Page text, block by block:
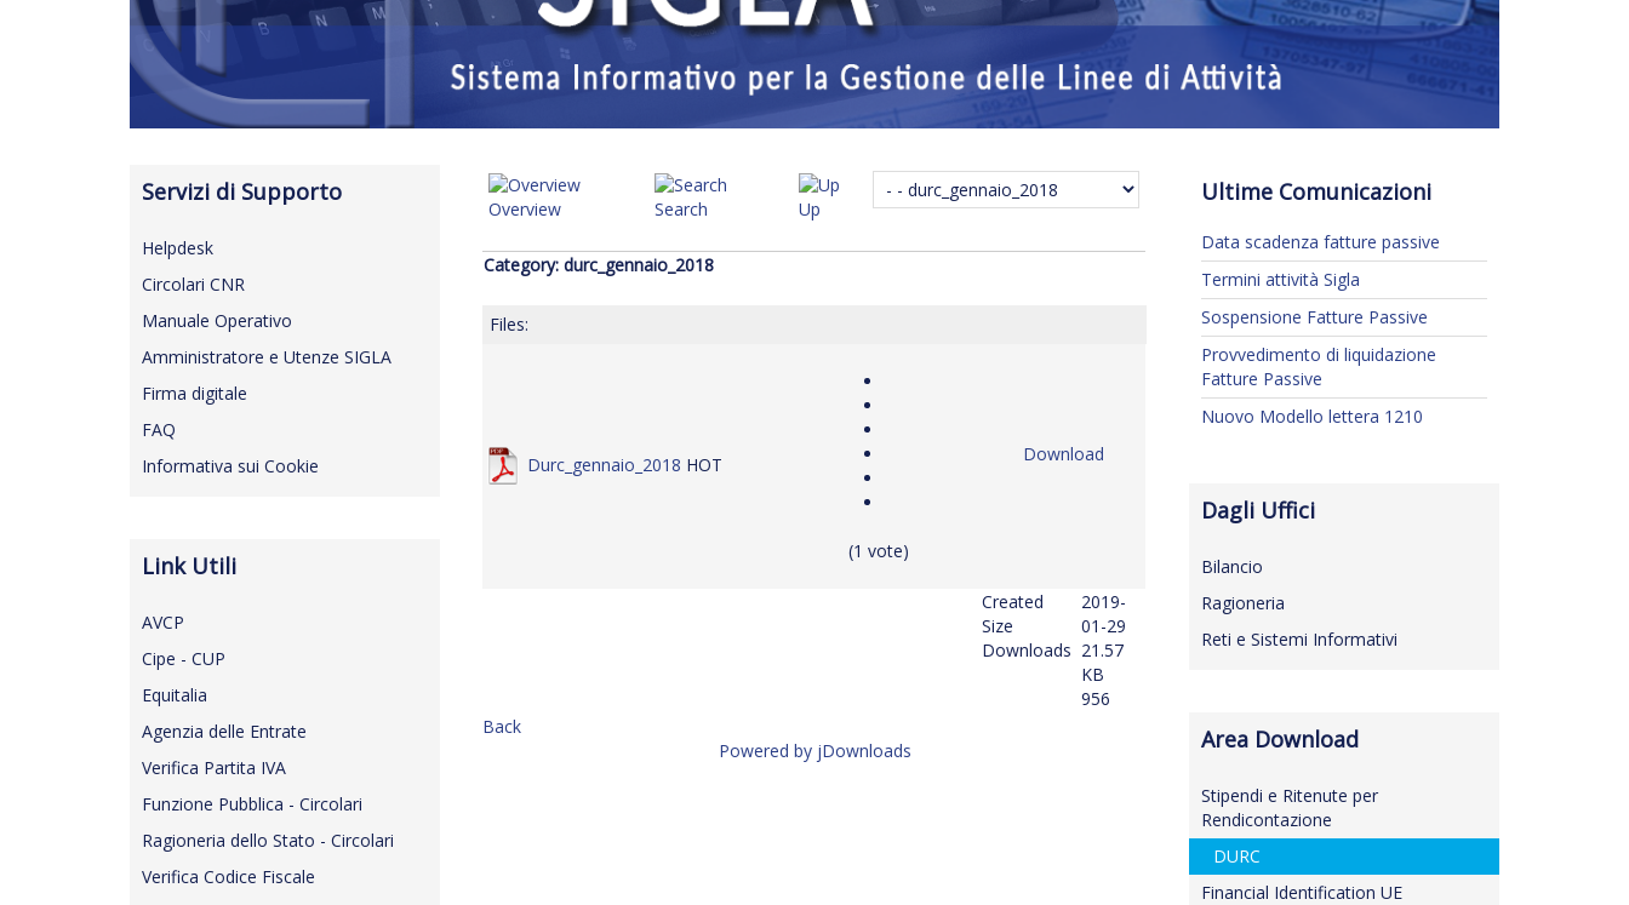
Overview Search Up
Category: durc_gennaio_2018
Files:
Durc_gennaio_2018 HOT
(1 vote)
Download
Created
Size
Downloads
2019-
01-29
21.57
KB
956
Back
Powered by jDownloads
Servizi di Supporto
Helpdesk
Circolari CNR
Manuale Operativo
Amministratore e Utenze SIGLA
Firma digitale
FAQ
Informativa sui Cookie
Link Utili
AVCP
Cipe - CUP
Equitalia
Agenzia delle Entrate
Verifica Partita IVA
Funzione Pubblica - Circolari
Ragioneria dello Stato - Circolari
Verifica Codice Fiscale
Ultime Comunicazioni
Data scadenza fatture passive
Termini attività Sigla
Sospensione Fatture Passive
Provvedimento di liquidazione
Fatture Passive
Nuovo Modello lettera 1210
Dagli Uffici
Bilancio
Ragioneria
Reti e Sistemi Informativi
Area Download
Stipendi e Ritenute per
Rendicontazione
DURC
Financial Identification UE